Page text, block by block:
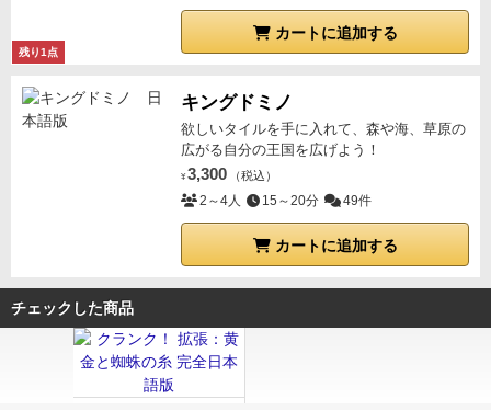
残り1点
カートに追加する
キングドミノ
欲しいタイルを手に入れて、森や海、草原の
広がる自分の王国を広げよう！
¥ 3,300 （税込）
2～4人 15～20分 49件
カートに追加する
チェックした商品